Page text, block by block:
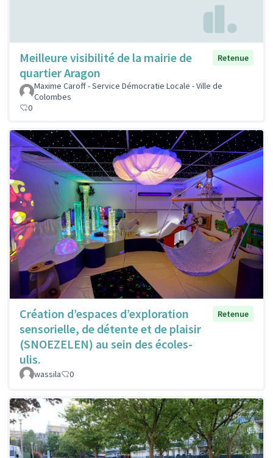
Meilleure visibilité de la mairie de
quartier Aragon
Retenue
Maxime Caroff - Service Démocratie Locale - Ville de
Colombes
0
Création d’espaces d’exploration
sensorielle, de détente et de plaisir
(SNOEZELEN) au sein des écoles-
ulis.
Retenue
wassila 0